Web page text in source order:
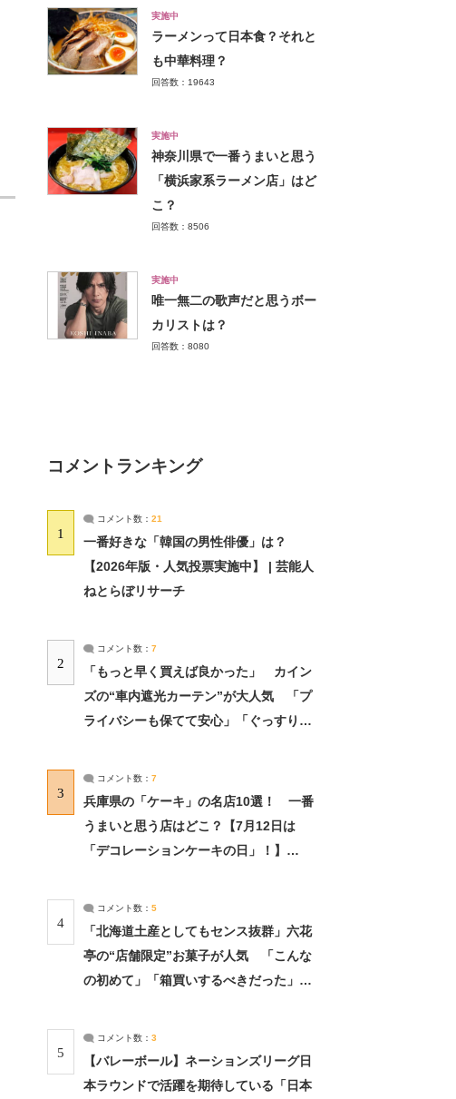
実施中
ラーメンって日本食？それと
も中華料理？
回答数：19643
実施中
神奈川県で一番うまいと思う
「横浜家系ラーメン店」はど
こ？
回答数：8506
実施中
唯一無二の歌声だと思うボー
カリストは？
回答数：8080
コメントランキング
1
コメント数： 21
一番好きな「韓国の男性俳優」は？
【2026年版・人気投票実施中】 | 芸能人
ねとらぼリサーチ
2
コメント数： 7
「もっと早く買えば良かった」 カイン
ズの“車内遮光カーテン”が大人気 「プ
ライバシーも保てて安心」「ぐっすり眠
3
コメント数： 7
兵庫県の「ケーキ」の名店10選！ 一番
うまいと思う店はどこ？【7月12日は
「デコレーションケーキの日」！】
4
コメント数： 5
「北海道土産としてもセンス抜群」六花
亭の“店舗限定”お菓子が人気 「こんな
の初めて」「箱買いするべきだった」
5
コメント数： 3
【バレーボール】ネーションズリーグ日
本ラウンドで活躍を期待している「日本